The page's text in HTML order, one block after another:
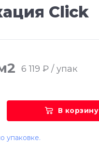
Click
6 119 ₽ / упак
В корзину
упаковке.